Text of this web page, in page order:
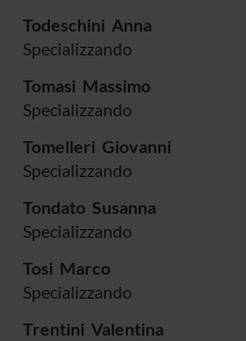
Todeschini Anna
Specializzando
Tomasi Massimo
Specializzando
Tomelleri Giovanni
Specializzando
Tondato Susanna
Specializzando
Tosi Marco
Specializzando
Trentini Valentina